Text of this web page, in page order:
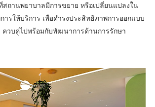
ถานพยาบาลมีการขยาย หรือเปลี่ยนแปลงใน
รให้บริการ เพื่อดำรงประสิทธิภาพการออกแบบ
ควบคู่ไปพร้อมกับพัฒนาการด้านการรักษา